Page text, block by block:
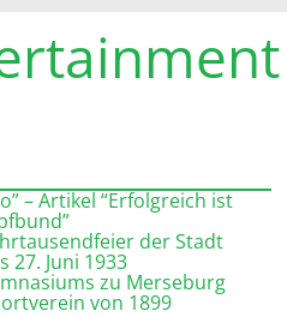
– Artikel “Erfolgreich ist
der Stadt
27. Juni 1933
zu Merseburg
von 1899